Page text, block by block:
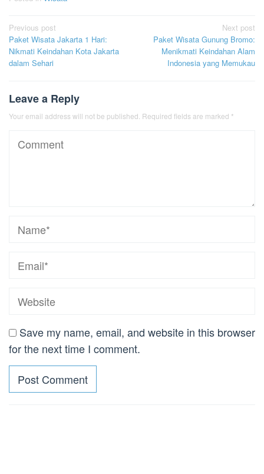
Post
navigation
Previous post
Paket Wisata Jakarta 1 Hari:
Nikmati Keindahan Kota Jakarta
dalam Sehari
Next post
Paket Wisata Gunung Bromo:
Menikmati Keindahan Alam
Indonesia yang Memukau
Leave a Reply
Your email address will not be published. Required fields are marked *
Save my name, email, and website in this browser
for the next time I comment.